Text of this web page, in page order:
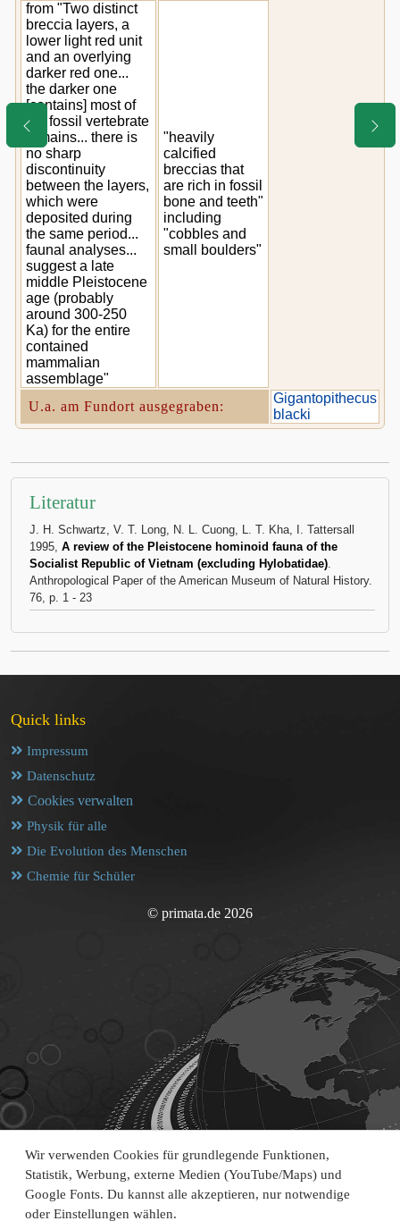
Wir verwenden Cookies für grundlegende Funktionen,
Statistik, Werbung, externe Medien (YouTube/Maps) und
Google Fonts. Du kannst alle akzeptieren, nur notwendige
oder Einstellungen wählen.
from "Two distinct
breccia layers, a
lower light red unit
and an overlying
darker red one...
the darker one
[contains] most of
the fossil vertebrate
remains... there is
no sharp
discontinuity
between the layers,
which were
deposited during
the same period...
faunal analyses...
suggest a late
middle Pleistocene
age (probably
around 300-250
Ka) for the entire
contained
mammalian
assemblage"
"heavily
calcified
breccias that
are rich in fossil
bone and teeth"
including
"cobbles and
small boulders"
U.a. am Fundort ausgegraben:
Gigantopithecus
blacki
Literatur
J. H. Schwartz, V. T. Long, N. L. Cuong, L. T. Kha, I. Tattersall
1995, A review of the Pleistocene hominoid fauna of the
Socialist Republic of Vietnam (excluding Hylobatidae).
Anthropological Paper of the American Museum of Natural History.
76, p. 1 - 23
Quick links
Impressum
Datenschutz
Cookies verwalten
Physik für alle
Die Evolution des Menschen
Chemie für Schüler
© primata.de 2026